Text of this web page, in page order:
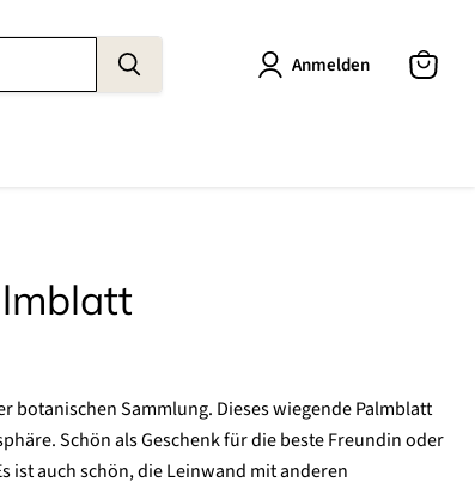
Anmelden
botanischen Sammlung. Dieses wiegende Palmblatt
Schön als Geschenk für die beste Freundin oder
ist auch schön, die Leinwand mit anderen